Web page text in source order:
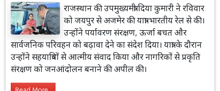
राजस्थान की उपमुख्यमंत्री दिया कुमारी ने रविवार
को जयपुर से अजमेर की यात्रा भारतीय रेल से की।
उन्होंने पर्यावरण संरक्षण, ऊर्जा बचत और
सार्वजनिक परिवहन को बढ़ावा देने का संदेश दिया। यात्रा के दौरान
उन्होंने सहयात्रियों से आत्मीय संवाद किया और नागरिकों से प्रकृति
संरक्षण को जनआंदोलन बनाने की अपील की।